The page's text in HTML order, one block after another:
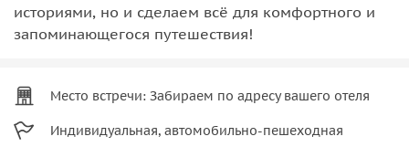
историями, но и сделаем всё для комфортного и
запоминающегося путешествия!
Место встречи: Забираем по адресу вашего отеля
Индивидуальная, автомобильно-пешеходная